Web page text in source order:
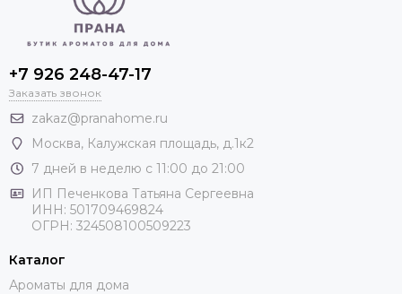
+7 926 248-47-17
Заказать звонок
zakaz@pranahome.ru
Москва, Калужская площадь, д.1к2
7 дней в неделю с 11:00 до 21:00
ИП Печенкова Татьяна Сергеевна
ИНН: 501709469824
ОГРН: 324508100509223
Каталог
Ароматы для дома